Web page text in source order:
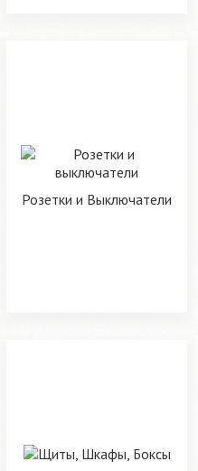
Розетки и Выключатели